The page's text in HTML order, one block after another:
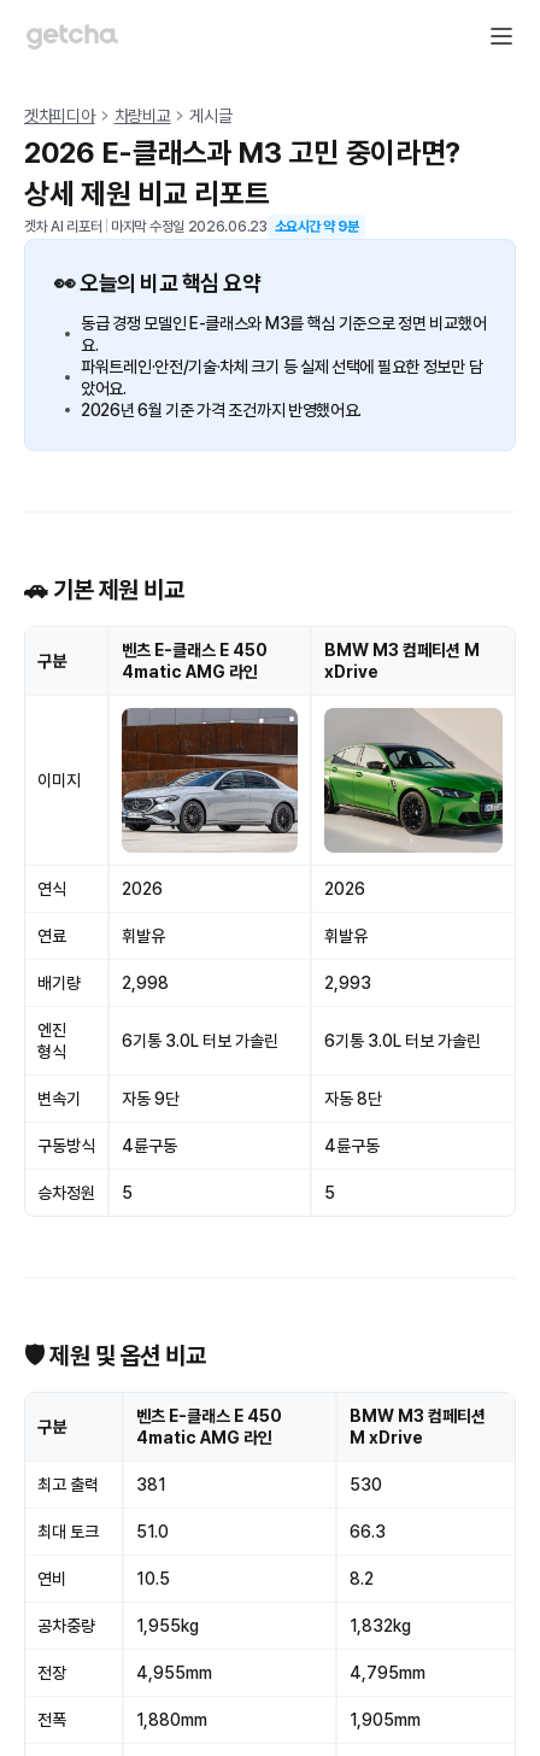
겟차피디아 차량비교 게시글
2026 E-클래스과 M3 고민 중이라면?
상세 제원 비교 리포트
겟차 AI 리포터 마지막 수정일 2026.06.23 소요시간 약9분
👀 오늘의 비교 핵심 요약
동급 경쟁 모델인 E-클래스와 M3를 핵심 기준으로 정면 비교했어
요.
파워트레인·안전/기술·차체 크기 등 실제 선택에 필요한 정보만 담
았어요.
2026년 6월 기준 가격 조건까지 반영했어요.
🚗 기본 제원 비교
구분
벤츠 E-클래스 E 450
4matic AMG 라인
BMW M3 컴페티션 M
xDrive
이미지
연식 2026 2026
연료 휘발유 휘발유
배기량 2,998 2,993
엔진
형식
6기통 3.0L 터보 가솔린 6기통 3.0L 터보 가솔린
변속기 자동 9단 자동 8단
구동방식 4륜구동 4륜구동
승차정원 5 5
🛡 제원 및 옵션 비교
구분
벤츠 E-클래스 E 450
4matic AMG 라인
BMW M3 컴페티션
M xDrive
최고 출력 381 530
최대 토크 51.0 66.3
연비 10.5 8.2
공차중량 1,955kg 1,832kg
전장 4,955mm 4,795mm
전폭 1,880mm 1,905mm